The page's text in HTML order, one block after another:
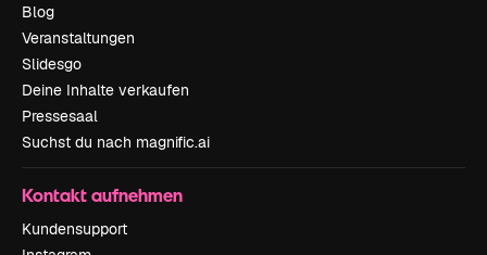
Blog
Veranstaltungen
Slidesgo
Deine Inhalte verkaufen
Pressesaal
Suchst du nach magnific.ai
Kontakt aufnehmen
Kundensupport